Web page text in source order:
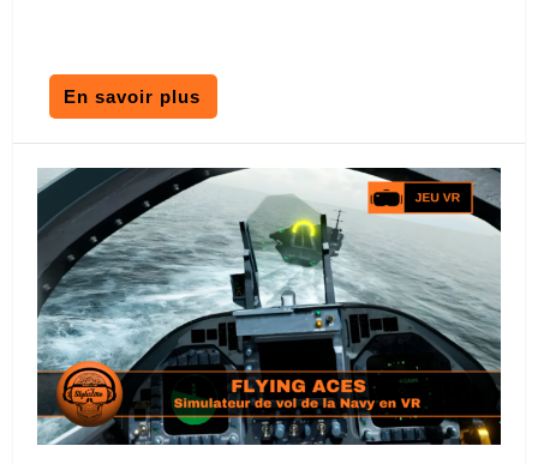
En savoir plus